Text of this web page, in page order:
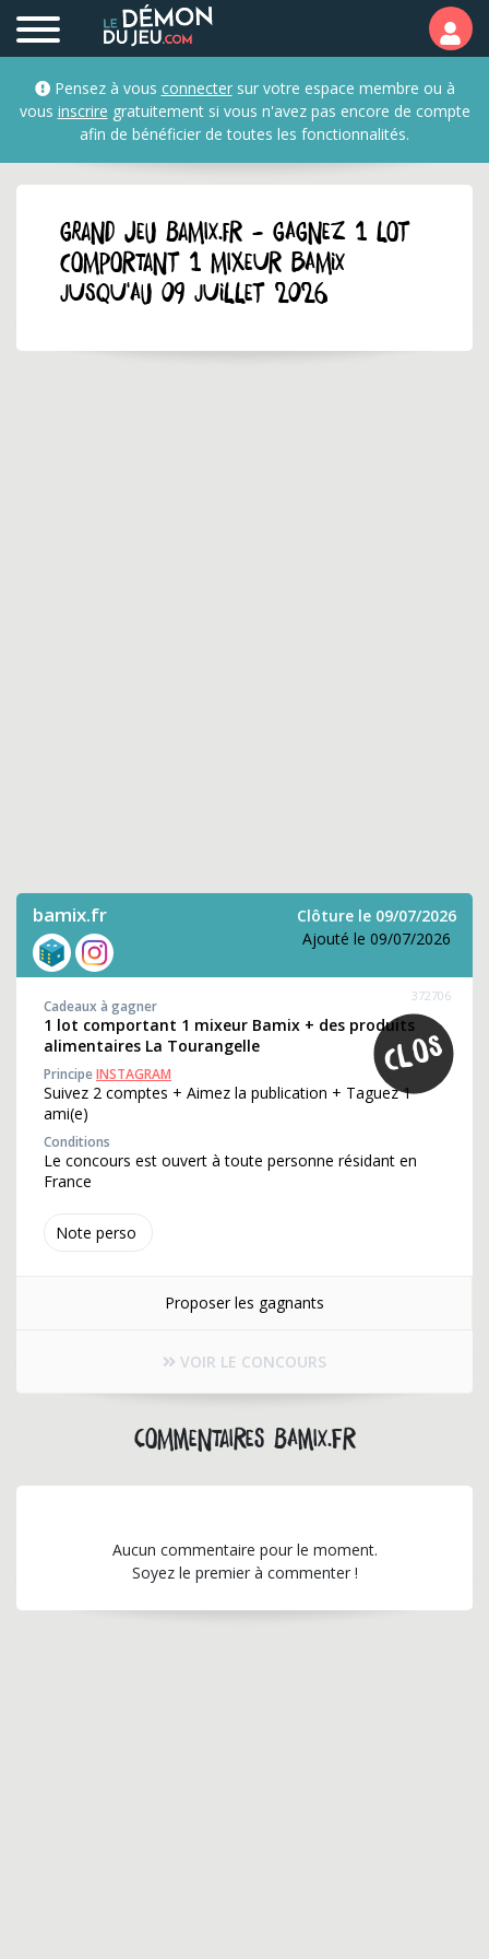
Pensez à vous connectersur votre espace membre ou à
vous inscrire gratuitement si vous n'avez pas encore de compte
afin de bénéficier de toutes les fonctionnalités.
GRAND JEU bamix.fr - Gagnez 1 lot
comportant 1 mixeur Bamix
jusqu'au 09 juillet 2026
bamix.fr
Clôture le 09/07/2026
Ajouté le 09/07/2026
Note perso
372706
Cadeaux à gagner
1 lot comportant 1 mixeur Bamix + des produits
alimentaires La Tourangelle
PrincipeINSTAGRAM
Suivez 2 comptes + Aimez la publication + Taguez 1
ami(e)
Conditions
Le concours est ouvert à toute personne résidant en
France
Proposer les gagnants
VOIR LE CONCOURS
Commentaires bamix.fr
Aucun commentaire pour le moment.
Soyez le premier à commenter !